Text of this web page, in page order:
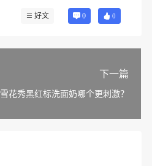
好文 0 0
下一篇
雪花秀黑红标洗面奶哪个更刺激？